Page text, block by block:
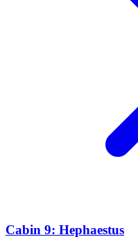
Cabin 9: Hephaestus